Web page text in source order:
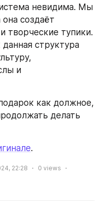
невидима. Мы
создаёт
творческие тупики.
структура
и
как должное,
делать
.
22:28 0 views